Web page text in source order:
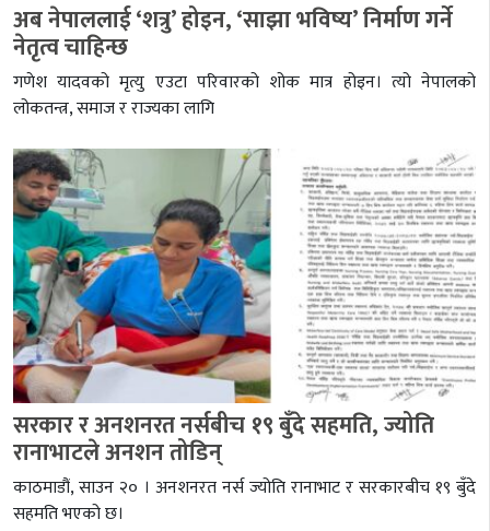
अब नेपाललाई ‘शत्रु’ होइन, ‘साझा भविष्य’ निर्माण गर्ने
नेतृत्व चाहिन्छ
गणेश यादवको मृत्यु एउटा परिवारको शोक मात्र होइन। त्यो नेपालको
लोकतन्त्र, समाज र राज्यका लागि
सरकार र अनशनरत नर्सबीच १९ बुँदे सहमति, ज्योति
रानाभाटले अनशन तोडिन्
काठमाडौं, साउन २० । अनशनरत नर्स ज्योति रानाभाट र सरकारबीच १९ बुँदे
सहमति भएको छ।